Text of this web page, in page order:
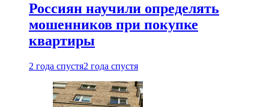
Россиян научили определять
мошенников при покупке
квартиры
2 года спустя2 года спустя